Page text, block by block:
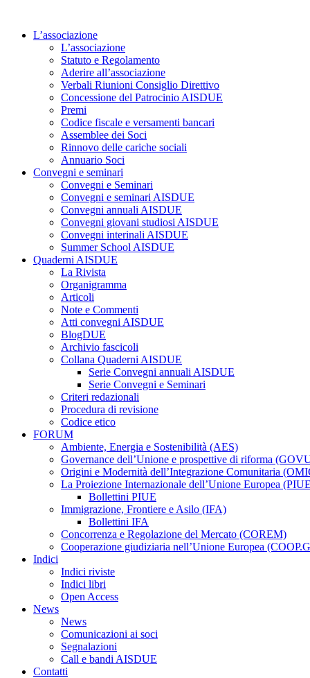
contenutoL’associazione
L’associazione
Statuto e Regolamento
Aderire all’associazione
Verbali Riunioni Consiglio Direttivo
Concessione del Patrocinio AISDUE
Premi
Codice fiscale e versamenti bancari
Assemblee dei Soci
Rinnovo delle cariche sociali
Annuario Soci
Convegni e seminari
Convegni e Seminari
Convegni e seminari AISDUE
Convegni annuali AISDUE
Convegni giovani studiosi AISDUE
Convegni interinali AISDUE
Summer School AISDUE
Quaderni AISDUE
La Rivista
Organigramma
Articoli
Note e Commenti
Atti convegni AISDUE
BlogDUE
Archivio fascicoli
Collana Quaderni AISDUE
Serie Convegni annuali AISDUE
Serie Convegni e Seminari
Criteri redazionali
Procedura di revisione
Codice etico
FORUM
Ambiente, Energia e Sostenibilità (AES)
Governance dell’Unione e prospettive di riforma
Origini e Modernità dell’Integrazione Comunitaria
La Proiezione Internazionale dell’Unione Europea
Bollettini PIUE
Immigrazione, Frontiere e Asilo (IFA)
Bollettini IFA
Concorrenza e Regolazione del Mercato (COREM)
Cooperazione giudiziaria nell’Unione Europea
Indici
Indici riviste
Indici libri
Open Access
News
News
Comunicazioni ai soci
Segnalazioni
Call e bandi AISDUE
Contatti